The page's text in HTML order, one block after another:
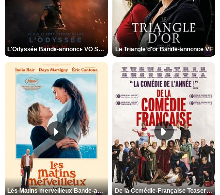
L'Odyssée Bande-annonce VO STFR Le Triangle d'or Bande-annonce VF
Les Matins merveilleux Bande-annonce VF De la Comédie-Française Teaser VF